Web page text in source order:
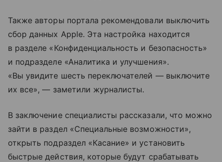
Также авторы портала рекомендовали выключить
сбор данных Apple. Эта настройка находится
в разделе «Конфиденциальность и безопасность»
и подразделе «Аналитика и улучшения».
«Вы увидите шесть переключателей — выключите
их все», — заметили журналисты.
В заключение специалисты рассказали, что можно
зайти в раздел «Специальные возможности»,
открыть подраздел «Касание» и установить
быстрые действия, которые будут срабатывать